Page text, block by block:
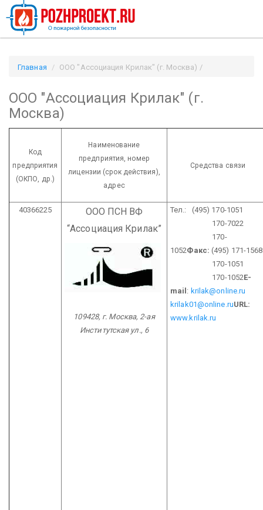
Главная
ООО "Ассоциация Крилак" (г. Москва) /
ООО "Ассоциация Крилак" (г.
Москва)
Код
предприятия
(ОКПО, др.)
Наименование
предприятия, номер
лицензии (срок действия),
адрес
Средства связи
40366225
ООО ПСН ВФ
“Ассоциация Крилак”
109428, г. Москва, 2-ая
Институтская ул., 6
Тел.: (495) 170-1051
170-7022
170-
1052Факс: (495) 171-1568
170-1051
170-1052E-
mail: krilak@online.ru
krilak01@online.ruURL:
www.krilak.ru